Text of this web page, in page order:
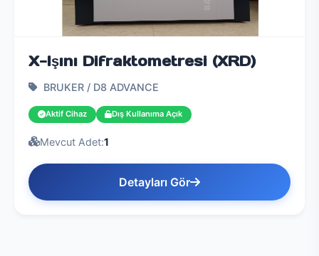
X-Işını Difraktometresi (XRD)
BRUKER / D8 ADVANCE
Aktif Cihaz Dış Kullanıma Açık
Mevcut Adet:1
Detayları Gör